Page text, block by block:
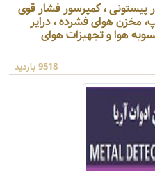
پیستونی ، کمپرسور فشار قوی
مخزن هوای فشرده ، درایر
هوا و تجهیزات هوای
9518 بازدید